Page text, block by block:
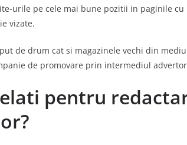
urile pe cele mai bune pozitii in paginile
vizate.
de drum cat si magazinele vechi din
de promovare prin intermediul
pentru